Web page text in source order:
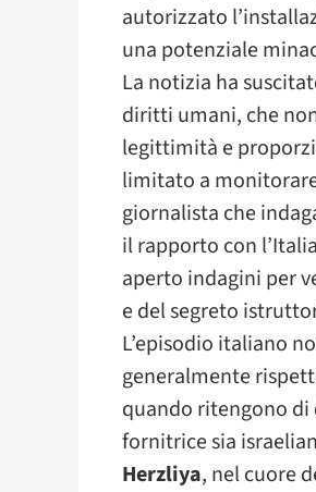
autorizzato
una potenziale
La notizia ha
diritti umani, che
legittimità e
limitato a
giornalista che
il rapporto con
aperto indagini per
e del segreto
L’episodio italiano
generalmente
quando ritengono di
fornitrice sia
Herzliya, nel cuore